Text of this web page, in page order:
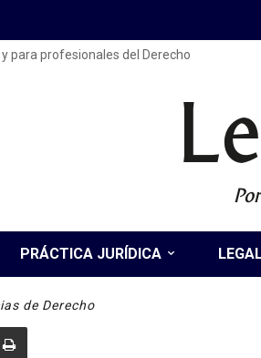
para profesionales del Derecho
PRÁCTICA JURÍDICA
de Derecho